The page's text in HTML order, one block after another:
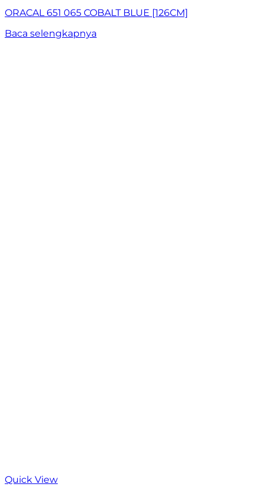
ORACAL 651 065 COBALT BLUE [126CM]
Baca selengkapnya
Quick View